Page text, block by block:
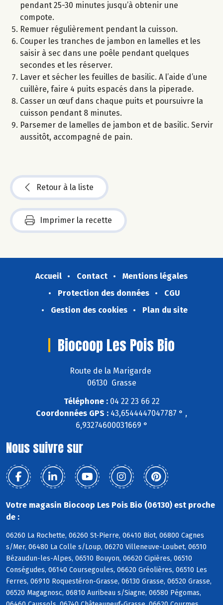
pendant 25-30 minutes jusqu’à obtenir une
compote.
Remuer régulièrement pendant la cuisson.
Couper les tranches de jambon en lamelles et les
saisir à sec dans une poêle pendant quelques
secondes et les réserver.
Laver et sécher les feuilles de basilic. A l’aide d’une
cuillère, faire 4 puits espacés dans la piperade.
Casser un œuf dans chaque puits et poursuivre la
cuisson pendant 8 minutes.
Parsemer de lamelles de jambon et de basilic. Servir
aussitôt, accompagné de pain.
Retour à la liste
Imprimer la recette
Accueil Contact
Mentions légales
Protection des données
CGU
Gestion des cookies
Plan du site
Biocoop Les Pois Bio
Route de la Marigarde
06130 Grasse
Téléphone :04 22 23 66 22
Coordonnées GPS : 43,6544447047787 ° ,
6,93274600031669 °
Nous suivre sur
Votre magasin Biocoop Les Pois Bio (06130) est proche
de :
06260 La Rochette, 06260 St-Pierre, 06410 Biot, 06800 Cagnes
s/Mer, 06480 La Colle s/Loup, 06270 Villeneuve-Loubet, 06510
Bézaudun-les-Alpes, 06510 Bouyon, 06620 Cipières, 06510
Conségudes, 06140 Coursegoules, 06620 Gréolières, 06510 Les
Ferres, 06910 Roquestéron-Grasse, 06130 Grasse, 06520 Grasse,
06520 Magagnosc, 06810 Auribeau s/Siagne, 06580 Pégomas,